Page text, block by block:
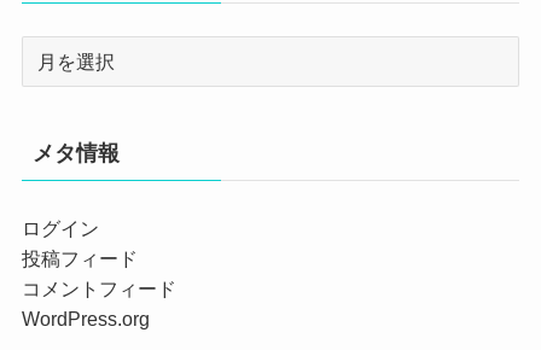
メタ情報
ログイン
投稿フィード
コメントフィード
WordPress.org